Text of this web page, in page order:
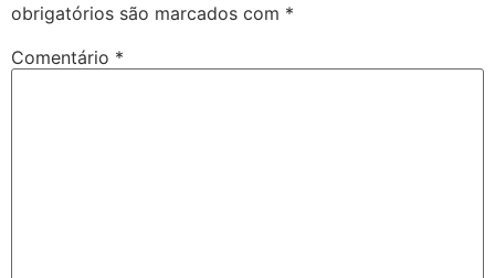
obrigatórios são marcados com *
Comentário *